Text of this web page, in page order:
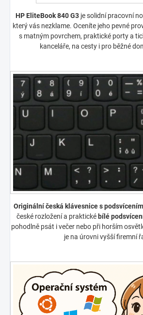
HP EliteBook 840 G3je solidní pracovní
který vás nezklame. Oceníte jeho pevné
s matným povrchem, praktické porty a
kanceláře, na cesty i pro běžné
Originální česká klávesnice s
české rozložení a praktické bílé
pohodlně psát i večer nebo při horším
je na úrovni vyšší firemní